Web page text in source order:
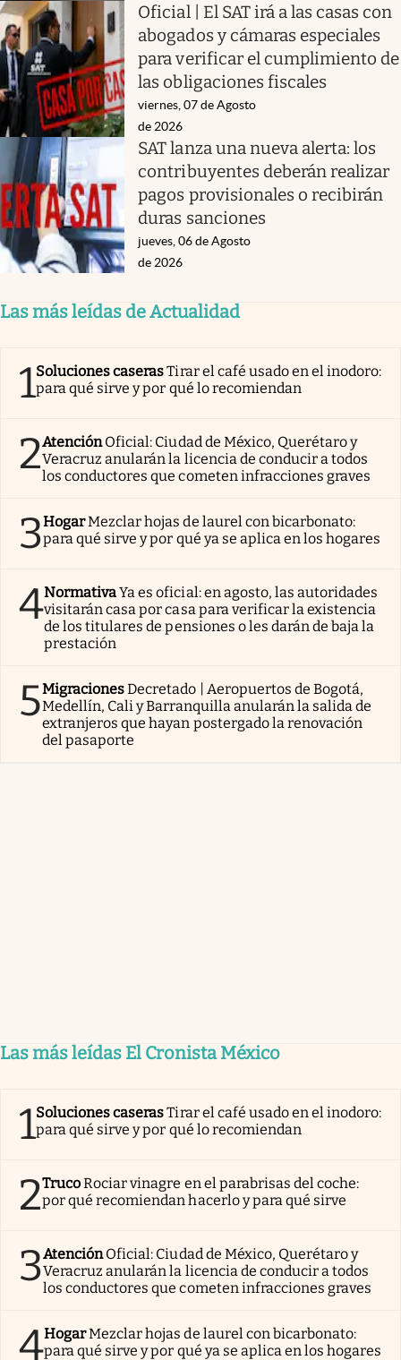
Oficial | El SAT irá a las casas con
abogados y cámaras especiales
para verificar el cumplimiento de
las obligaciones fiscales
viernes, 07 de Agosto
de 2026
SAT lanza una nueva alerta: los
contribuyentes deberán realizar
pagos provisionales o recibirán
duras sanciones
jueves, 06 de Agosto
de 2026
Las más leídas de Actualidad
1Soluciones caserasTirar el café usado en el inodoro:
para qué sirve y por qué lo recomiendan
2AtenciónOficial: Ciudad de México, Querétaro y
Veracruz anularán la licencia de conducir a todos
los conductores que cometen infracciones graves
3HogarMezclar hojas de laurel con bicarbonato:
para qué sirve y por qué ya se aplica en los hogares
4NormativaYa es oficial: en agosto, las autoridades
visitarán casa por casa para verificar la existencia
de los titulares de pensiones o les darán de baja la
prestación
5MigracionesDecretado | Aeropuertos de Bogotá,
Medellín, Cali y Barranquilla anularán la salida de
extranjeros que hayan postergado la renovación
del pasaporte
Las más leídas El Cronista México
1Soluciones caserasTirar el café usado en el inodoro:
para qué sirve y por qué lo recomiendan
2TrucoRociar vinagre en el parabrisas del coche:
por qué recomiendan hacerlo y para qué sirve
3AtenciónOficial: Ciudad de México, Querétaro y
Veracruz anularán la licencia de conducir a todos
los conductores que cometen infracciones graves
4HogarMezclar hojas de laurel con bicarbonato:
para qué sirve y por qué ya se aplica en los hogares